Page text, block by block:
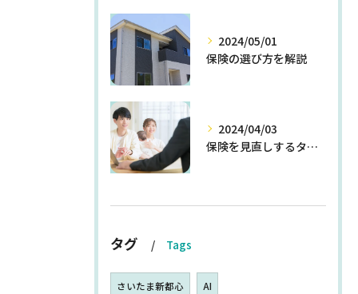
2024/05/01
保険の選び方を解説
2024/04/03
保険を見直しするタイミングとは
タグ Tags
さいたま新都心 AI